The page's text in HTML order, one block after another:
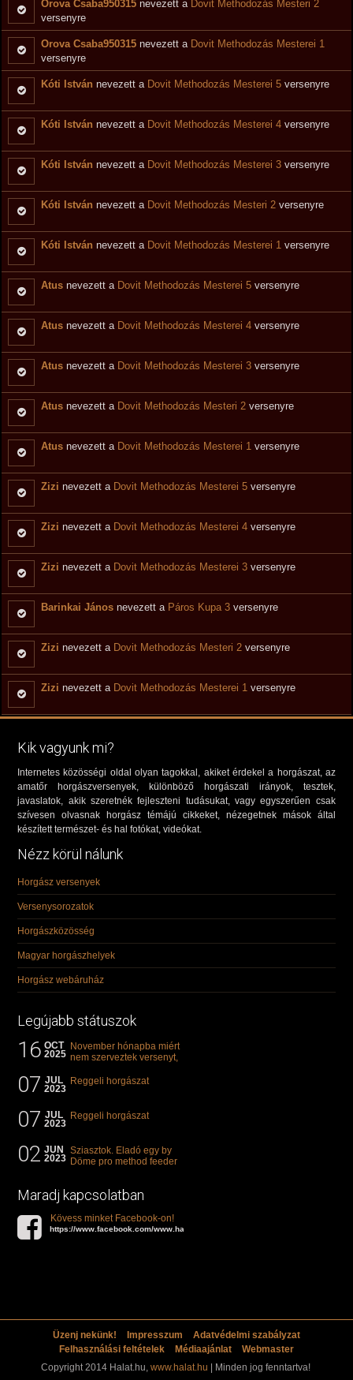
Orova Csaba950315 nevezett a Dovit Methodozás Mesteri 2
versenyre
Orova Csaba950315 nevezett a Dovit Methodozás Mesterei 1
versenyre
Kóti István nevezett a Dovit Methodozás Mesterei 5 versenyre
Kóti István nevezett a Dovit Methodozás Mesterei 4 versenyre
Kóti István nevezett a Dovit Methodozás Mesterei 3 versenyre
Kóti István nevezett a Dovit Methodozás Mesteri 2 versenyre
Kóti István nevezett a Dovit Methodozás Mesterei 1 versenyre
Atus nevezett a Dovit Methodozás Mesterei 5 versenyre
Atus nevezett a Dovit Methodozás Mesterei 4 versenyre
Atus nevezett a Dovit Methodozás Mesterei 3 versenyre
Atus nevezett a Dovit Methodozás Mesteri 2 versenyre
Atus nevezett a Dovit Methodozás Mesterei 1 versenyre
Zizi nevezett a Dovit Methodozás Mesterei 5 versenyre
Zizi nevezett a Dovit Methodozás Mesterei 4 versenyre
Zizi nevezett a Dovit Methodozás Mesterei 3 versenyre
Barinkai János nevezett a Páros Kupa 3 versenyre
Zizi nevezett a Dovit Methodozás Mesteri 2 versenyre
Zizi nevezett a Dovit Methodozás Mesterei 1 versenyre
Kik vagyunk mi?
Internetes közösségi oldal olyan tagokkal, akiket érdekel a horgászat, az
amatőr horgászversenyek, különböző horgászati irányok, tesztek,
javaslatok, akik szeretnék fejleszteni tudásukat, vagy egyszerűen csak
szívesen olvasnak horgász témájú cikkeket, nézegetnek mások által
készített természet- és hal fotókat, videókat.
Nézz körül nálunk
Horgász versenyek
Versenysorozatok
Horgászközösség
Magyar horgászhelyek
Horgász webáruház
Legújabb státuszok
16 OCT
2025
November hónapba miért
nem szerveztek versenyt,
"kárászos"...
07 JUL
2023
Reggeli horgászat
07 JUL
2023
Reggeli horgászat
02 JUN
2023
Sziasztok. Eladó egy by
Döme pro method feeder
Maradj kapcsolatban
Kövess minket Facebook-on!
https://www.facebook.com/www.halat.hu
Üzenj nekünk! Impresszum
Adatvédelmi szabályzat
Felhasználási feltételek
Médiaajánlat
Webmaster
Copyright 2014 Halat.hu, www.halat.hu | Minden jog fenntartva!